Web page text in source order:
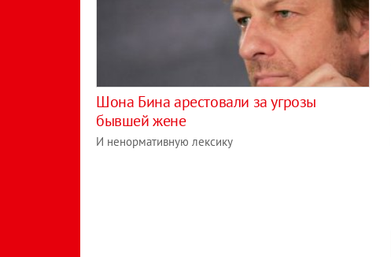
Шона Бина арестовали за угрозы
бывшей жене
И ненормативную лексику